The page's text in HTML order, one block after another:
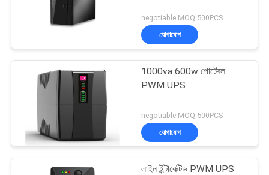
negotiable MOQ:500PCS
যোগাযোগ
1000va 600w পোর্টেবল
PWM UPS
negotiable MOQ:500PCS
যোগাযোগ
লাইন ইন্টারেক্টিভ PWM UPS